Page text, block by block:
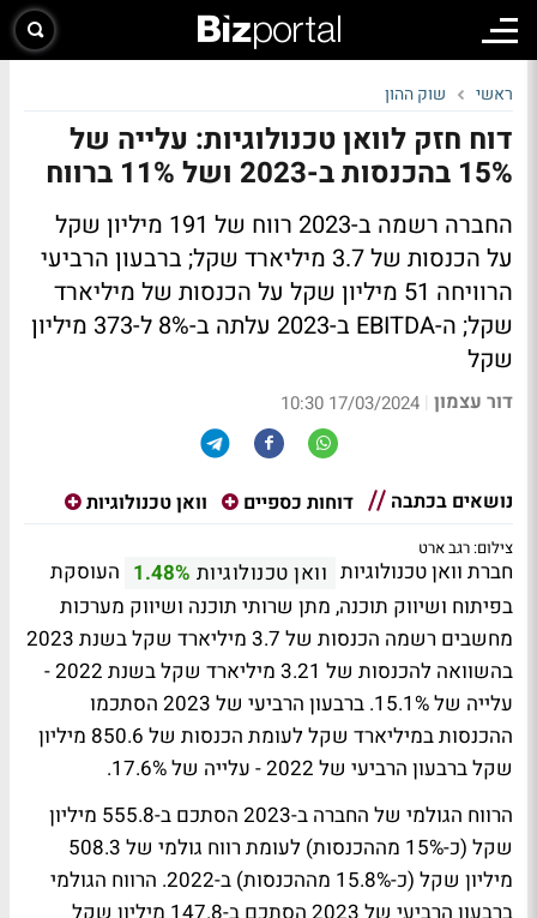
ראשי שוק ההון
דוח חזק לוואן טכנולוגיות: עלייה של
15% בהכנסות ב-2023 ושל 11% ברווח
החברה רשמה ב-2023 רווח של 191 מיליון שקל
על הכנסות של 3.7 מיליארד שקל; ברבעון הרביעי
הרוויחה 51 מיליון שקל על הכנסות של מיליארד
שקל; ה-EBITDA ב-2023 עלתה ב-8% ל-373 מיליון
שקל
דור עצמון |
17/03/2024 10:30
נושאים בכתבה דוחות כספיים וואן טכנולוגיות
צילום: רגב ארט
חברת וואן טכנולוגיות וואן טכנולוגיות 1.48% העוסקת
בפיתוח ושיווק תוכנה, מתן שרותי תוכנה ושיווק מערכות
מחשבים רשמה הכנסות של 3.7 מיליארד שקל בשנת 2023
בהשוואה להכנסות של 3.21 מיליארד שקל בשנת 2022 -
עלייה של 15.1%. ברבעון הרביעי של 2023 הסתכמו
ההכנסות במיליארד שקל לעומת הכנסות של 850.6 מיליון
שקל ברבעון הרביעי של 2022 - עלייה של 17.6%.
הרווח הגולמי של החברה ב-2023 הסתכם ב-555.8 מיליון
שקל (כ-15% מההכנסות) לעומת רווח גולמי של 508.3
מיליון שקל (כ-15.8% מההכנסות) ב-2022. הרווח הגולמי